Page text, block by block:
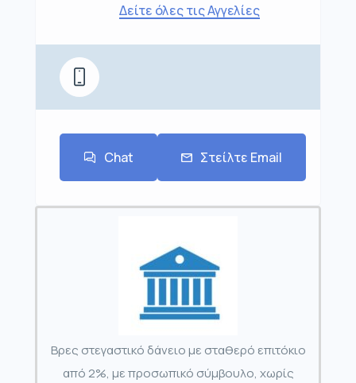
Δείτε όλες τις Αγγελίες
Chat Στείλτε Email
Βρες στεγαστικό δάνειο με σταθερό επιτόκιο
από 2%, με προσωπικό σύμβουλο, χωρίς